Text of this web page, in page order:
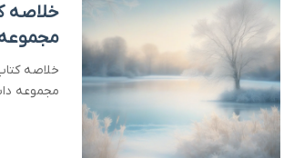
خلاصه
خلاصه
مجموعه